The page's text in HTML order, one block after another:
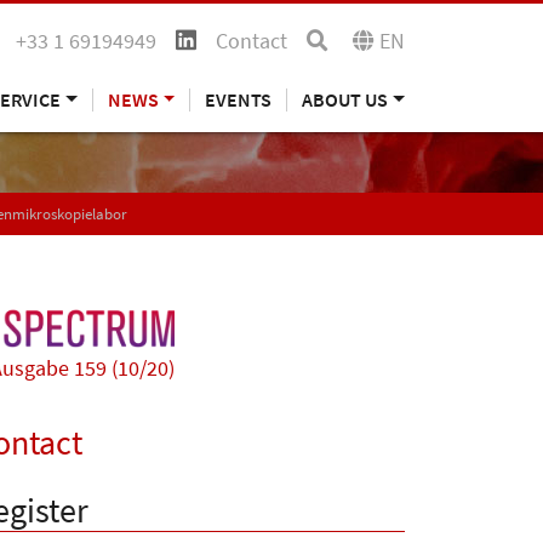
+33 1 69194949 Contact EN
NEWS EVENTS ABOUT US
159 (10/20)